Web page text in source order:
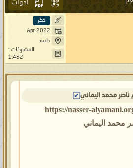
أدوات
ذكر
Apr 2022
طيبة
المشاركات :
1,482
ناصر محمد اليماني
("https://nasser-